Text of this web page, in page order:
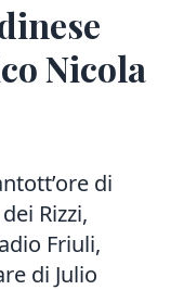
Nicola
di
Rizzi,
Friuli,
di Julio